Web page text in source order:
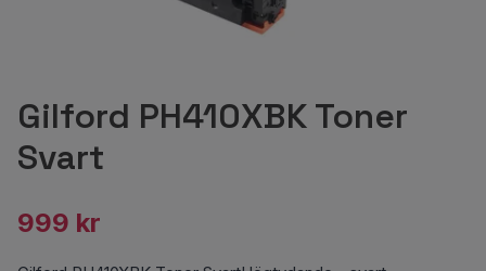
Gilford PH410XBK Toner
Svart
999 kr